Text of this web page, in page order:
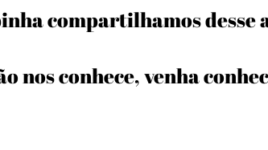
compartilhamos
nos conhece, venha